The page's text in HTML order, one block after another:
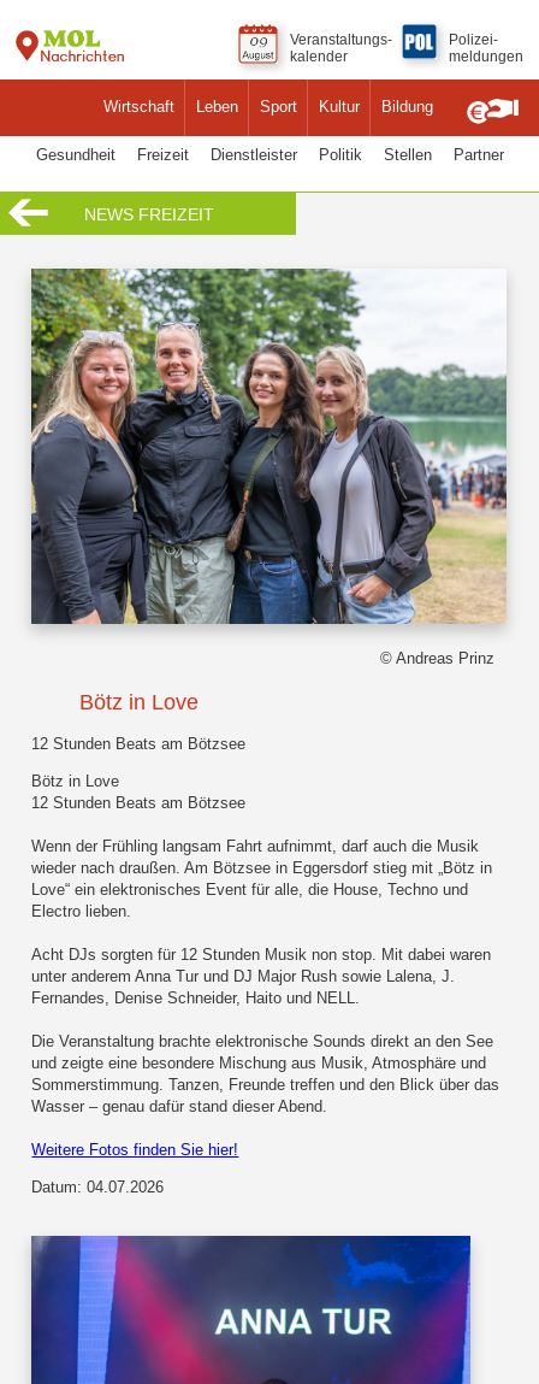
Wirtschaft Leben Sport Kultur Bildung
Veranstaltungs-
kalender
Polizei-
meldungen
Gesundheit Freizeit Dienstleister Politik Stellen Partner
NEWS FREIZEIT
© Andreas Prinz
Bötz in Love
12 Stunden Beats am Bötzsee
Bötz in Love
12 Stunden Beats am Bötzsee
Wenn der Frühling langsam Fahrt aufnimmt, darf auch die Musik
wieder nach draußen. Am Bötzsee in Eggersdorf stieg mit „Bötz in
Love“ ein elektronisches Event für alle, die House, Techno und
Electro lieben.
Acht DJs sorgten für 12 Stunden Musik non stop. Mit dabei waren
unter anderem Anna Tur und DJ Major Rush sowie Lalena, J.
Fernandes, Denise Schneider, Haito und NELL.
Die Veranstaltung brachte elektronische Sounds direkt an den See
und zeigte eine besondere Mischung aus Musik, Atmosphäre und
Sommerstimmung. Tanzen, Freunde treffen und den Blick über das
Wasser – genau dafür stand dieser Abend.
Weitere Fotos finden Sie hier!
Datum: 04.07.2026